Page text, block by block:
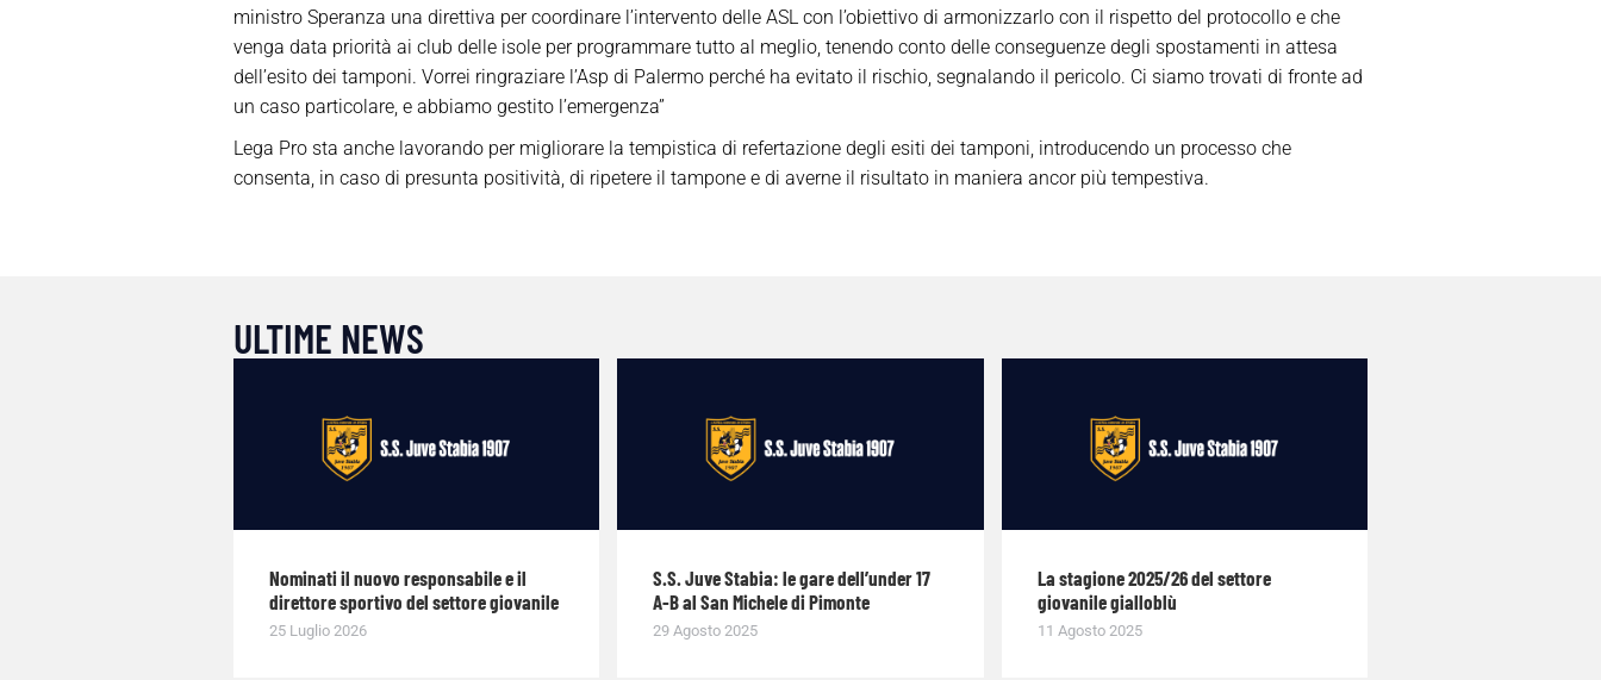
ministro Speranza una direttiva per coordinare l’intervento delle ASL con l’obiettivo di armonizzarlo con il rispetto del protocollo e che
venga data priorità ai club delle isole per programmare tutto al meglio, tenendo conto delle conseguenze degli spostamenti in attesa
dell’esito dei tamponi. Vorrei ringraziare l’Asp di Palermo perché ha evitato il rischio, segnalando il pericolo. Ci siamo trovati di fronte ad
un caso particolare, e abbiamo gestito l’emergenza”
Lega Pro sta anche lavorando per migliorare la tempistica di refertazione degli esiti dei tamponi, introducendo un processo che
consenta, in caso di presunta positività, di ripetere il tampone e di averne il risultato in maniera ancor più tempestiva.
ULTIME NEWS
Nominati il nuovo responsabile e il
direttore sportivo del settore giovanile
25 Luglio 2026
S.S. Juve Stabia: le gare dell’under 17
A-B al San Michele di Pimonte
29 Agosto 2025
La stagione 2025/26 del settore
giovanile gialloblù
11 Agosto 2025